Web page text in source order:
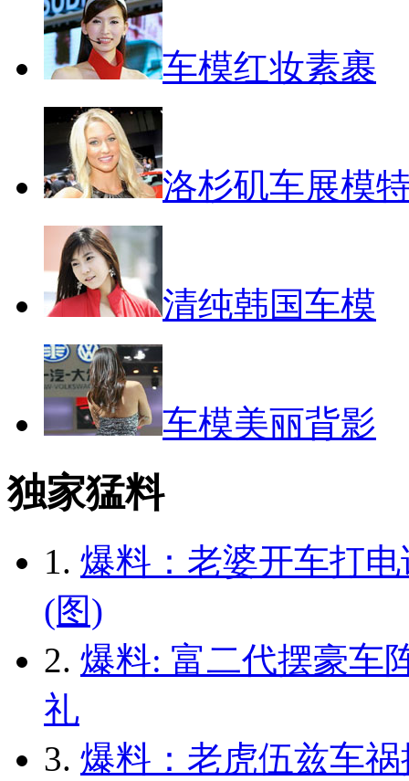
车模红妆素裹
洛杉矶车展模
清纯韩国车模
车模美丽背影
独家猛料
1. 爆料：老婆开车打
(图)
2. 爆料: 富二代摆豪车
礼
3. 爆料：老虎伍兹车